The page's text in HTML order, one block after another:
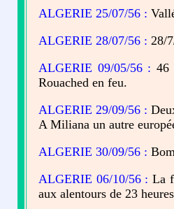
ALGERIE 25/07/56 :
ALGERIE 28/07/56 : 28/
ALGERIE 09/05/56 : 46
Rouached en feu.
ALGERIE 29/09/56 :
A Miliana un autre
ALGERIE 30/09/56 :
ALGERIE 06/10/56 : La
aux alentours de 23